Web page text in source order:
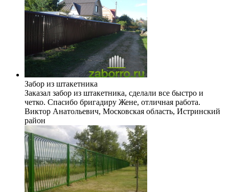
Забор из штакетника
Заказал забор из штакетника, сделали все быстро и
четко. Спасибо бригадиру Жене, отличная работа.
Виктор Анатольевич, Московская область, Истринский
район